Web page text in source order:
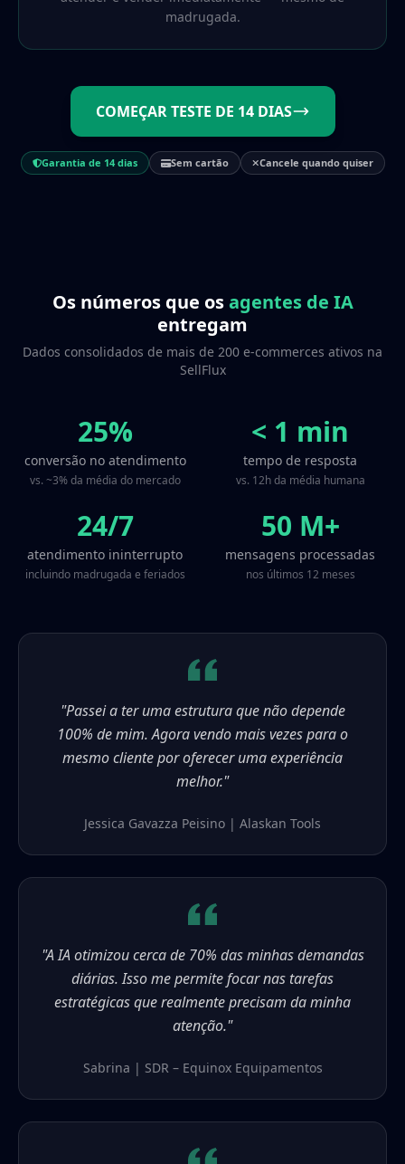
madrugada.
COMEÇAR TESTE DE 14 DIAS
Garantia de 14 dias Sem cartão Cancele quando quiser
Os números que osagentes de IA
entregam
Dados consolidados de mais de 200 e-commerces ativos na
SellFlux
25%
conversão no atendimento
vs. ~3% da média do mercado
< 1 min
tempo de resposta
vs. 12h da média humana
24/7
atendimento ininterrupto
incluindo madrugada e feriados
50 M+
mensagens processadas
nos últimos 12 meses
"Passei a ter uma estrutura que não depende
100% de mim. Agora vendo mais vezes para o
mesmo cliente por oferecer uma experiência
melhor."
Jessica Gavazza Peisino | Alaskan Tools
"A IA otimizou cerca de 70% das minhas demandas
diárias. Isso me permite focar nas tarefas
estratégicas que realmente precisam da minha
atenção."
Sabrina | SDR – Equinox Equipamentos